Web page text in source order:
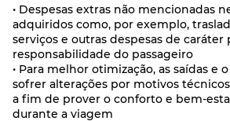
• Despesas extras não mencionadas
adquiridos como, por exemplo,
serviços e outras despesas de caráter
responsabilidade do passageiro
• Para melhor otimização, as saídas e
sofrer alterações por motivos
a fim de prover o conforto e bem-
durante a viagem